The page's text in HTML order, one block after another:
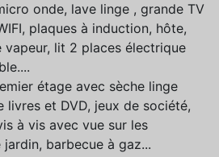
onde, lave linge , grande TV
plaques à induction, hôte,
vapeur, lit 2 places électrique
étage avec sèche linge
et DVD, jeux de société,
à vis avec vue sur les
barbecue à gaz...